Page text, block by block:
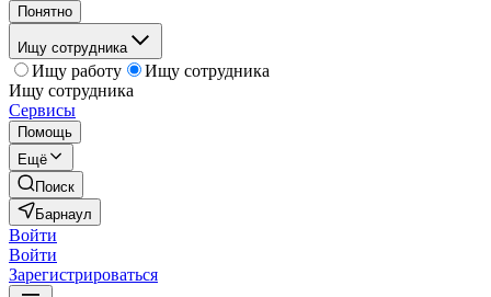
Понятно
Ищу сотрудника
Ищу работу
Ищу сотрудника
Ищу сотрудника
Сервисы
Помощь
Ещё
Поиск
Барнаул
Войти
Войти
Зарегистрироваться